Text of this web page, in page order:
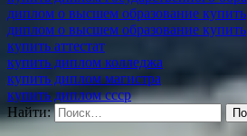
диплом о высшем образование купить
диплом о высшем образование купить
купить аттестат
купить диплом колледжа
купить диплом магистра
купить диплом ссср
Найти: